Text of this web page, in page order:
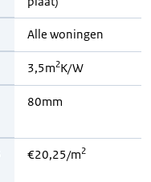
Alle woningen
3,5m2K/W
80mm
€20,25/m2